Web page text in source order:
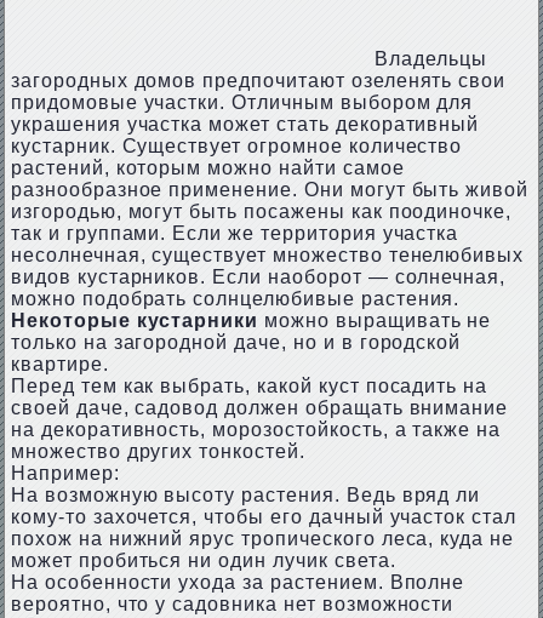
Владельцы
загородных домов предпочитают озеленять свои
придомовые участки. Отличным выбором для
украшения участка может стать декоративный
кустарник. Существует огромное количество
растений, которым можно найти самое
разнообразное применение. Они могут быть живой
изгородью, могут быть посажены как поодиночке,
так и группами. Если же территория участка
несолнечная, существует множество тенелюбивых
видов кустарников. Если наоборот — солнечная,
можно подобрать солнцелюбивые растения.
Некоторые кустарники можно выращивать не
только на загородной даче, но и в городской
квартире.
Перед тем как выбрать, какой куст посадить на
своей даче, садовод должен обращать внимание
на декоративность, морозостойкость, а также на
множество других тонкостей.
Например:
На возможную высоту растения. Ведь вряд ли
кому-то захочется, чтобы его дачный участок стал
похож на нижний ярус тропического леса, куда не
может пробиться ни один лучик света.
На особенности ухода за растением. Вполне
вероятно, что у садовника нет возможности